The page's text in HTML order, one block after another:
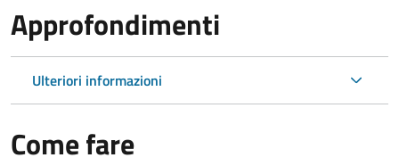
Approfondimenti
Ulteriori informazioni
Come fare